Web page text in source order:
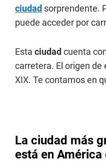
ciudad sorprendente.
puede acceder por
Esta ciudad cuenta
carretera. El origen
XIX. Te contamos en
La ciudad más
está en América